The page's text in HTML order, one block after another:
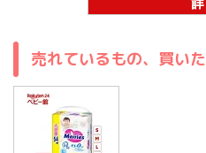
売れているもの、買い